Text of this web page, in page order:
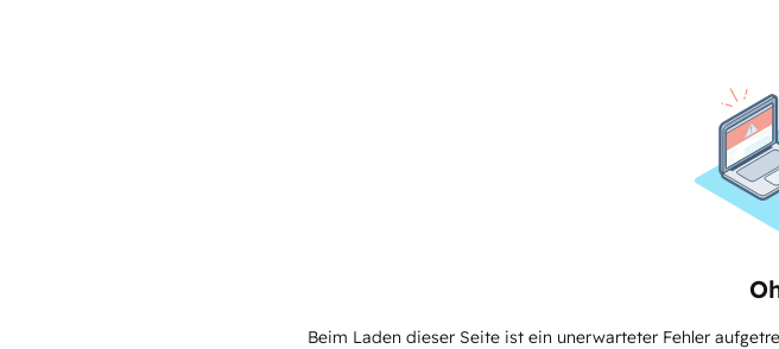
Beim Laden dieser Seite ist ein unerwarteter Fehler